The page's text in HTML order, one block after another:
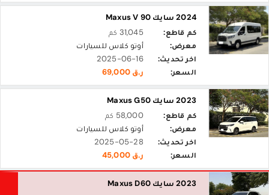
2024 سايك Maxus V 90
كم قاطع:
31,045 كم
معرض:
أوتو كلاس للسيارات
اخر تحديث:
2025-06-16
السعر:
ر.ق 69,000
2023 سايك Maxus G50
كم قاطع:
58,000 كم
معرض:
أوتو كلاس للسيارات
اخر تحديث:
2025-05-28
السعر:
ر.ق 45,000
2023 سايك Maxus D60